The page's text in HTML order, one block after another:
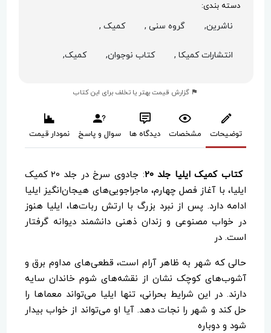
دسته بندی:
ناشرین, گروه سنی , کمیک ,
انتشارات کمیکا , کتاب نوجوان, کمیک,
گزارش قیمت بهتر یا تخلف برای این کتاب
توضیحات مشخصات دیدگاه ها سوال و پاسخ نمودار قیمت
کتاب کمیک ایلیا جلد 20
: جادوی سرخ در جلد 20 کمیک
ایلیا، با آغاز فصل چهارم، ماجراجویی‌های هیجان‌انگیز ایلیا
ادامه دارد. پس از نبرد بزرگ با ارتش ربات‌ها، ایلیا هنوز
در خواب مصنوعی و زندان ذهنی دانشمند دیوانه گرفتار
است. در
حالی که شهر به ظاهر آرام است، قطعی‌های مداوم برق و
آشوب‌های کوچک نشان از نقشه‌های شوم خاندان سایه
دارند. در این شرایط بحرانی، تنها ایلیا می‌تواند معماها را
حل کند و شهر را نجات دهد. آیا او می‌تواند از خواب بیدار
شود و دوباره